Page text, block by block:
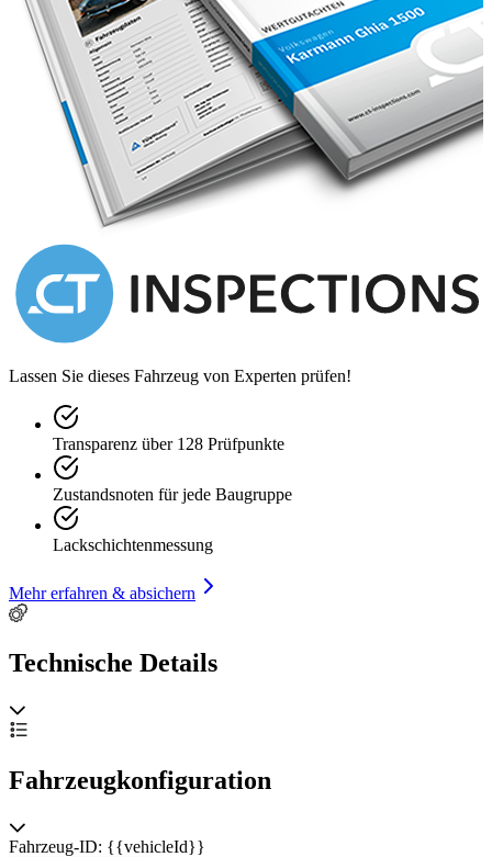
Lassen Sie dieses Fahrzeug von Experten prüfen!
Transparenz über 128 Prüfpunkte
Zustandsnoten für jede Baugruppe
Lackschichtenmessung
Mehr erfahren & absichern
Technische Details
Fahrzeugkonfiguration
Fahrzeug-ID: {{vehicleId}}